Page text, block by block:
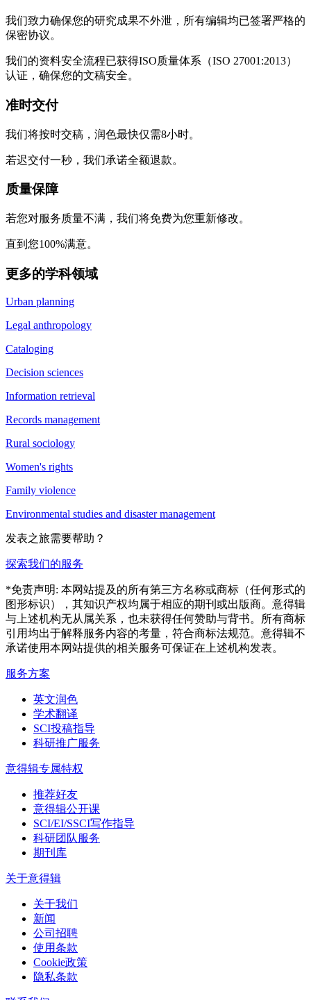
我们致力确保您的研究成果不外泄，所有编辑均已签署严格的
保密协议。
我们的资料安全流程已获得ISO质量体系（ISO 27001:2013）
认证，确保您的文稿安全。
准时交付
我们将按时交稿，润色最快仅需8小时。
若迟交付一秒，我们承诺全额退款。
质量保障
若您对服务质量不满，我们将免费为您重新修改。
直到您100%满意。
更多的学科领域
Urban planning
Legal anthropology
Cataloging
Decision sciences
Information retrieval
Records management
Rural sociology
Women's rights
Family violence
Environmental studies and disaster management
发表之旅需要帮助？
探索我们的服务
*免责声明: 本网站提及的所有第三方名称或商标（任何形式的
图形标识），其知识产权均属于相应的期刊或出版商。意得辑
与上述机构无从属关系，也未获得任何赞助与背书。所有商标
引用均出于解释服务内容的考量，符合商标法规范。意得辑不
承诺使用本网站提供的相关服务可保证在上述机构发表。
服务方案
英文润色
学术翻译
SCI投稿指导
科研推广服务
意得辑专属特权
推荐好友
意得辑公开课
SCI/EI/SSCI写作指导
科研团队服务
期刊库
关于意得辑
关于我们
新闻
公司招聘
使用条款
Cookie政策
隐私条款